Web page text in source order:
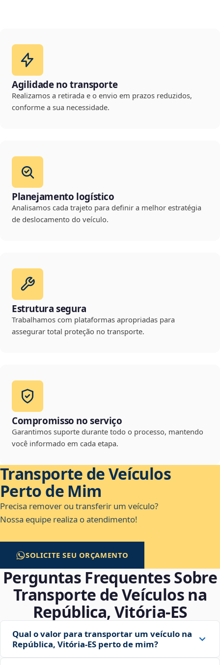
Agilidade no transporte
Realizamos a retirada e o envio em prazos reduzidos,
conforme a sua necessidade.
Planejamento logístico
Analisamos cada trajeto para definir a melhor estratégia
de deslocamento do veículo.
Estrutura segura
Trabalhamos com plataformas apropriadas para
assegurar total proteção no transporte.
Compromisso no serviço
Garantimos suporte durante todo o processo, mantendo
você informado em cada etapa.
Transporte de Veículos
Perto de Mim
Precisa remover ou transferir um veículo?
Nossa equipe realiza o atendimento!
SOLICITE SEU ORÇAMENTO
Perguntas Frequentes Sobre
Transporte de Veículos na
República, Vitória‑ES
Qual o valor para transportar um veículo na
República, Vitória‑ES perto de mim?